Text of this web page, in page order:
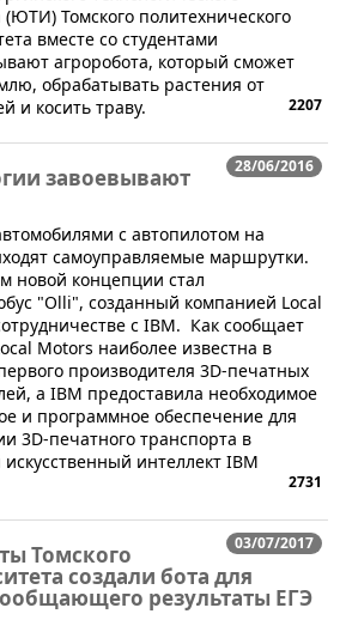
(ЮТИ) Томского политехнического
вместе со студентами
агроробота, который сможет
обрабатывать растения от
и косить траву.
2207
28/06/2016
завоевывают
с автопилотом на
самоуправляемые маршрутки.
новой концепции стал
"Olli", созданный компанией Local
с IBM. Как сообщает
Motors наиболее известна в
производителя 3D-печатных
а IBM предоставила необходимое
и программное обеспечение для
3D-печатного транспорта в
интеллект IBM
2731
03/07/2017
Томского
создали бота для
результаты ЕГЭ